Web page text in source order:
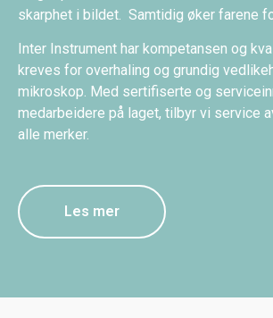
skarphet i bildet. Samtidig øker farene
Inter Instrument har kompetansen og
kreves for overhaling og grundig
mikroskop. Med sertifiserte og
medarbeidere på laget, tilbyr vi service
alle merker.
Les mer